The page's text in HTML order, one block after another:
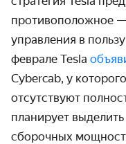
противоположное —
управления в
феврале Tesla
Cybercab, у
отсутствуют
планирует
сборочных